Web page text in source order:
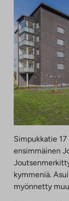
Simpukkatie
ensimmäinen
kymmeniä.
myönnetty